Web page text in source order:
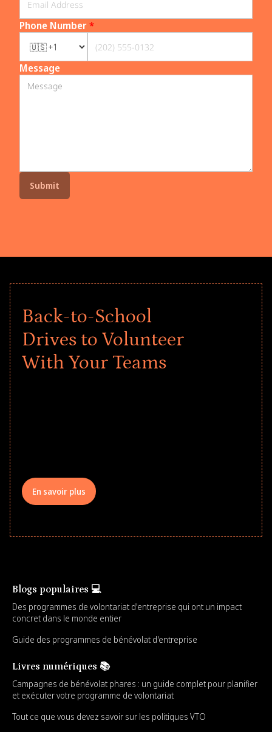
Phone Number*
Message
Back-to-School
Drives to Volunteer
With Your Teams
En savoir plus
Blogs populaires 💻
Des programmes de volontariat d'entreprise qui ont un impact
concret dans le monde entier
Guide des programmes de bénévolat d'entreprise
Livres numériques 📚
Campagnes de bénévolat phares : un guide complet pour planifier
et exécuter votre programme de volontariat
Tout ce que vous devez savoir sur les politiques VTO